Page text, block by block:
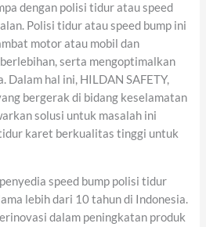
dengan polisi tidur atau speed
Polisi tidur atau speed bump ini
motor atau mobil dan
serta mengoptimalkan
Dalam hal ini, HILDAN SAFETY,
bergerak di bidang keselamatan
solusi untuk masalah ini
karet berkualitas tinggi untuk
speed bump polisi tidur
lebih dari 10 tahun di Indonesia.
dalam peningkatan produk